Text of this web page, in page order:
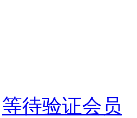
等待验证会员